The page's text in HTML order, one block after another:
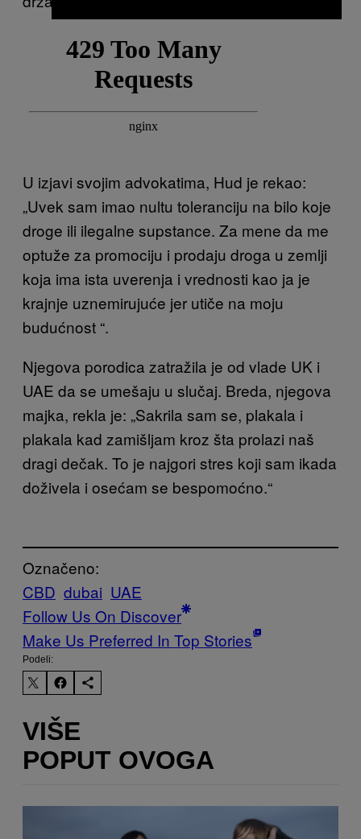
U izjavi svojim advokatima, Hud je rekao:
„Uvek sam imao nultu toleranciju na bilo koje
droge ili ilegalne supstance. Za mene da me
optuže za promociju i prodaju droga u zemlji
koja ima ista uverenja i vrednosti kao ja je
krajnje uznemirujuće jer utiče na moju
budućnost “.
Njegova porodica zatražila je od vlade UK i
UAE da se umešaju u slučaj. Breda, njegova
majka, rekla je: „Sakrila sam se, plakala i
plakala kad zamišljam kroz šta prolazi naš
dragi dečak. To je najgori stres koji sam ikada
doživela i osećam se bespomoćno.“
Označeno:
CBD dubai UAE
Follow Us On Discover
Make Us Preferred In Top Stories
Podeli:
VIŠE
POPUT OVOGA